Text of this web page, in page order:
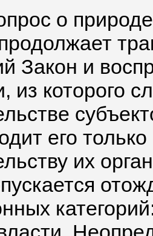
о
Закон и
из которого
его
их